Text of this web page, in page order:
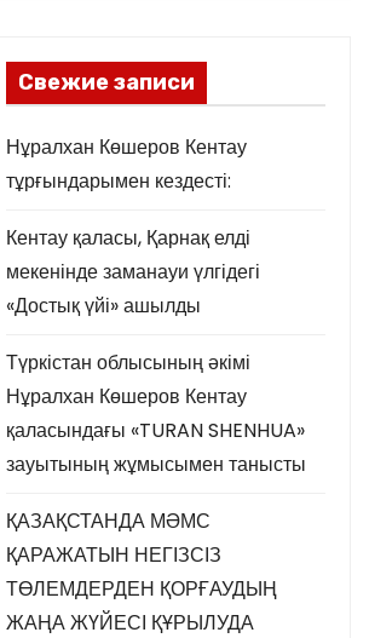
Свежие записи
Нұралхан Көшеров Кентау
тұрғындарымен кездесті:
Кентау қаласы, Қарнақ елді
мекенінде заманауи үлгідегі
«Достық үйі» ашылды
Түркістан облысының әкімі
Нұралхан Көшеров Кентау
қаласындағы «TURAN SHENHUA»
зауытының жұмысымен танысты
ҚАЗАҚСТАНДА МӘМС
ҚАРАЖАТЫН НЕГІЗСІЗ
ТӨЛЕМДЕРДЕН ҚОРҒАУДЫҢ
ЖАҢА ЖҮЙЕСІ ҚҰРЫЛУДА